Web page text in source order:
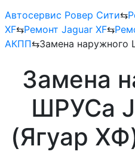
Автосервис Ровер Сити⇆
XF⇆Ремонт Jaguar XF⇆
АКПП⇆Замена наружного
Замена
ШРУСа
(Ягуар